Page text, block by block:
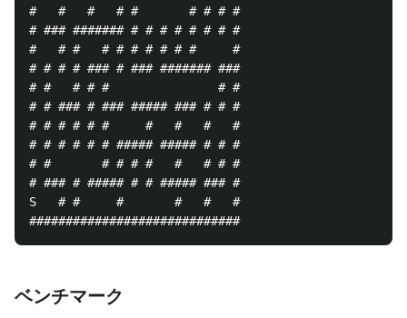
#   #   #   # #       # # # #
# ### ####### # # # # # # # #
#   # #   # # # # # # #     #
# # # # ### # ### ####### ###
# #   # # #               # #
# # ### # ### ##### ### # # #
# # # # # #     #   #   #   #
# # # # # # ##### ##### # # #
# #       # # # #   #   # # #
# ### # ##### # # ##### ### #
S   # #     #       #   #   #
ベンチマーク